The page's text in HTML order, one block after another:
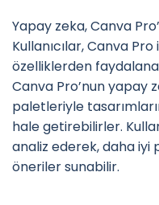
Yapay zeka, Canva
Kullanıcılar, Canva
özelliklerden
Canva Pro’nun yapay
paletleriyle
hale getirebilirler.
analiz ederek, daha iyi
öneriler sunabilir.